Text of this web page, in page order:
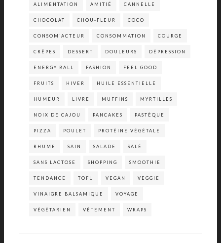
ALIMENTATION AMITIÉ CANNELLE
CHOCOLAT CHOU-FLEUR COCO
CONSOM'ACTEUR CONSOMMATION COURGE
CRÊPES DESSERT DOULEURS DÉPRESSION
ENERGY BALL FASHION FEEL GOOD
FRUITS HIVER HUILE ESSENTIELLE
HUMEUR LIVRE MUFFINS MYRTILLES
NOIX DE CAJOU PANCAKES PASTÈQUE
PIZZA POULET PROTÉINE VÉGÉTALE
RHUME SAIN SALADE SALÉ
SANS LACTOSE SHOPPING SMOOTHIE
TENDANCE TOFU VEGAN VEGGIE
VINAIGRE BALSAMIQUE VOYAGE
VÉGÉTARIEN VÊTEMENT WRAPS